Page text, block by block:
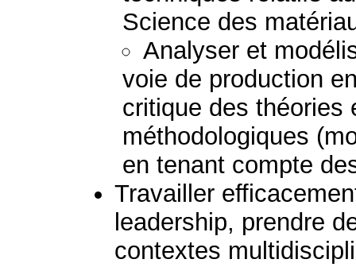
Science des
Analyser et
voie de production
critique des théories
méthodologiques
en tenant compte
Travailler
leadership, prendre
contextes